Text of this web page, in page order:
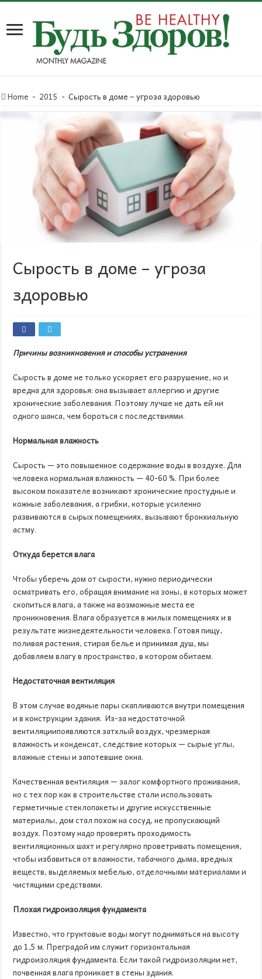
Home - 2015 - Сырость в доме – угроза здоровью
Сырость в доме – угроза
здоровью
Причины возникновения и способы устранения
Сырость в доме не только ускоряет его разрушение, но и
вредна для здоровья: она вызывает аллергию и другие
хронические заболевания. Поэтому лучше не дать ей ни
одного шанса, чем бороться с последствиями.
Нормальная влажность
Сырость — это повышенное содержание воды в воздухе. Для
человека нормальная влажность — 40-60 %. При более
высоком показателе возникают хронические простудные и
кожные заболевания, а грибки, которые усиленно
развиваются в сырых помещениях, вызывают бронхиальную
астму.
Откуда берется влага
Чтобы уберечь дом от сырости, нужно периодически
осматривать его, обращая внимание на зоны, в которых может
скопиться влага, а также на возможные места ее
проникновения. Влага образуется в жилых помещениях и в
результате жизнедеятельности человека. Готовя пищу,
поливая растения, стирая белье и принимая душ, мы
добавляем влагу в пространство, в котором обитаем.
Недостаточная вентиляция
В этом случае водяные пары скапливаются внутри помещения
и в конструкции здания. Из-за недостаточной
вентиляциипоявляются затхлый воздух, чрезмерная
влажность и конденсат, следствие которых — сырые углы,
влажные стены и запотевшие окна.
Качественная вентиляция — залог комфортного проживания,
но с тех пор как в строительстве стали использовать
герметичные стеклопакеты и другие искусственные
материалы, дом стал похож на сосуд, не пропускающий
воздух. Поэтому надо проверять проходимость
вентиляционных шахт и регулярно проветривать помещения,
чтобы избавиться от влажности, табачного дыма, вредных
веществ, выделяемых мебелью, отделочными материалами и
чистящими средствами.
Плохая гидроизоляция фундамента
Известно, что грунтовые воды могут подниматься на высоту
до 1,5 м. Преградой им служит горизонтальная
гидроизоляция фундамента. Если такой гидроизоляции нет,
почвенная влага проникает в стены здания.